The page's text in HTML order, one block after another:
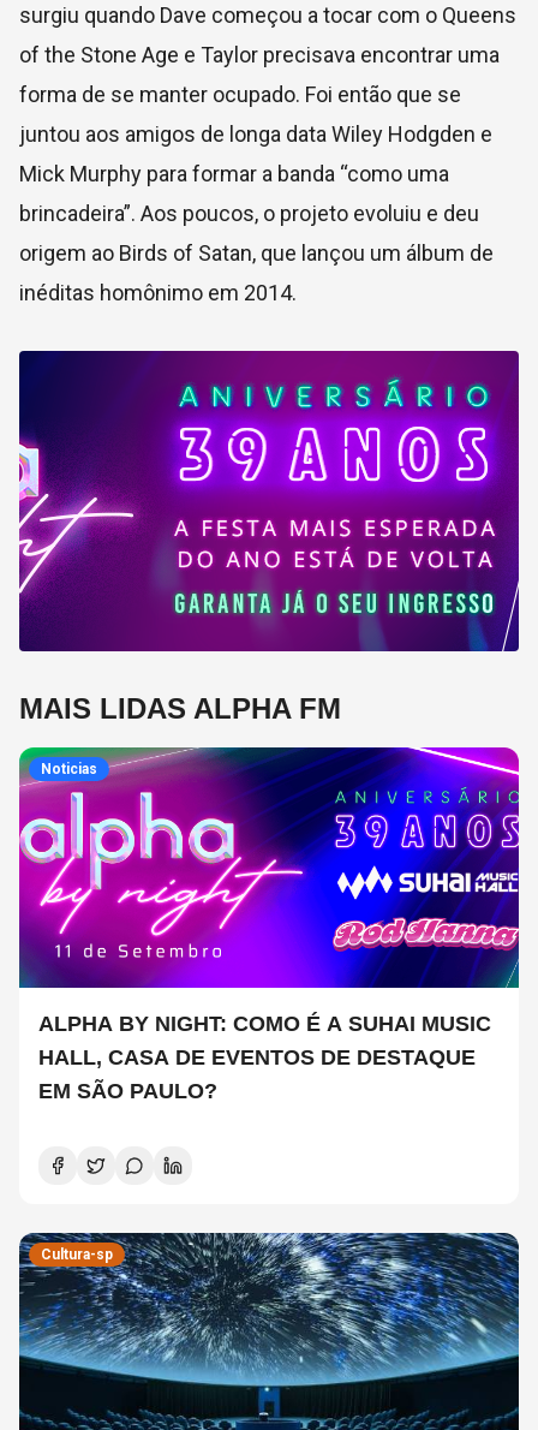
surgiu quando Dave começou a tocar com o Queens
of the Stone Age e Taylor precisava encontrar uma
forma de se manter ocupado. Foi então que se
juntou aos amigos de longa data Wiley Hodgden e
Mick Murphy para formar a banda “como uma
brincadeira”. Aos poucos, o projeto evoluiu e deu
origem ao Birds of Satan, que lançou um álbum de
inéditas homônimo em 2014.
MAIS LIDAS ALPHA FM
Noticias
ALPHA BY NIGHT: COMO É A SUHAI MUSIC
HALL, CASA DE EVENTOS DE DESTAQUE
EM SÃO PAULO?
Cultura-sp